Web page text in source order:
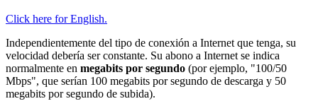
Click here for English.
Independientemente del tipo de conexión a Internet que tenga, su
velocidad debería ser constante. Su abono a Internet se indica
normalmente en megabits por segundo (por ejemplo, "100/50
Mbps", que serían 100 megabits por segundo de descarga y 50
megabits por segundo de subida).